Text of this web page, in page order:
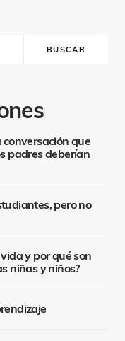
BUSCAR
conversación que
padres deberían
pero no
y por qué son
niñas y niños?